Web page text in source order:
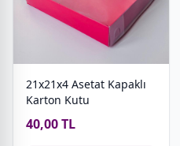
21x21x4 Asetat Kapaklı
Karton Kutu
40,00 TL